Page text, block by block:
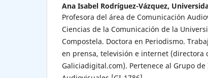
Ana Isabel Rodríguez-Vázquez,
Profesora del área de Comunicación
Ciencias de la Comunicación de la
Compostela. Doctora en Periodismo.
en prensa, televisión e internet (directora
Galiciadigital.com). Pertenece al Grupo